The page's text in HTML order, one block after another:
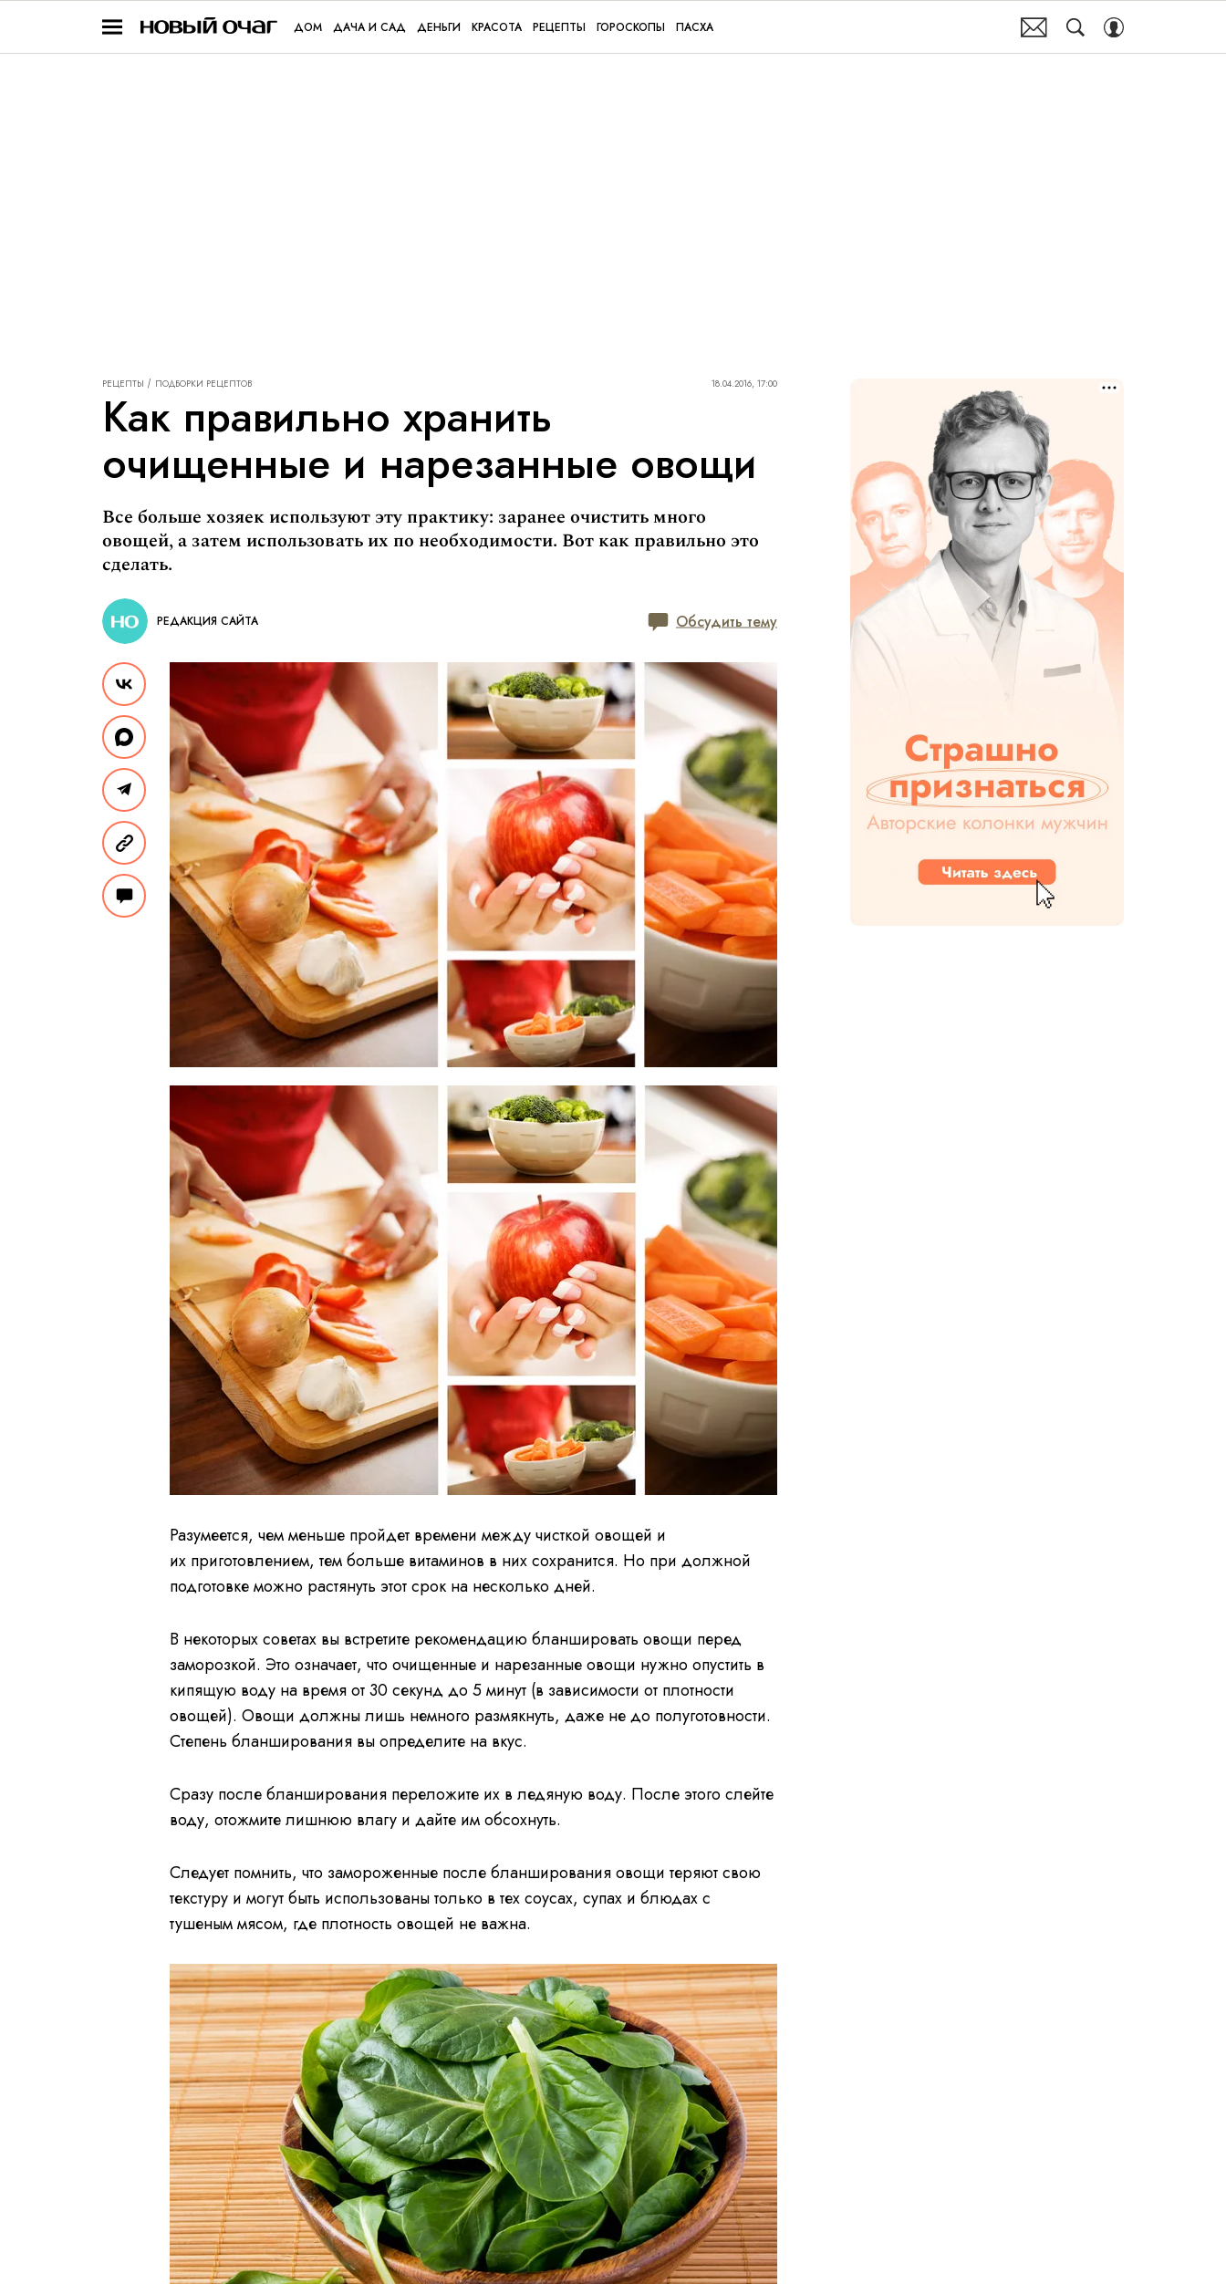
ДОМ ДАЧА И САД ДЕНЬГИ КРАСОТА РЕЦЕПТЫ ГОРОСКОПЫ ПАСХА
РЕЦЕПТЫ ПОДБОРКИ РЕЦЕПТОВ 18.04.2016, 17:00
Как правильно хранить
очищенные и нарезанные овощи
Все больше хозяек используют эту практику: заранее очистить много
овощей, а затем использовать их по необходимости. Вот как правильно это
сделать.
РЕДАКЦИЯ САЙТА Обсудить тему
Разумеется, чем меньше пройдет времени между чисткой овощей и
их приготовлением, тем больше витаминов в них сохранится. Но при должной
подготовке можно растянуть этот срок на несколько дней.
В некоторых советах вы встретите рекомендацию бланшировать овощи перед
заморозкой. Это означает, что очищенные и нарезанные овощи нужно опустить в
кипящую воду на время от 30 секунд до 5 минут (в зависимости от плотности
овощей). Овощи должны лишь немного размякнуть, даже не до полуготовности.
Степень бланширования вы определите на вкус.
Сразу после бланширования переложите их в ледяную воду. После этого слейте
воду, отожмите лишнюю влагу и дайте им обсохнуть.
Следует помнить, что замороженные после бланширования овощи теряют свою
текстуру и могут быть использованы только в тех соусах, супах и блюдах с
тушеным мясом, где плотность овощей не важна.